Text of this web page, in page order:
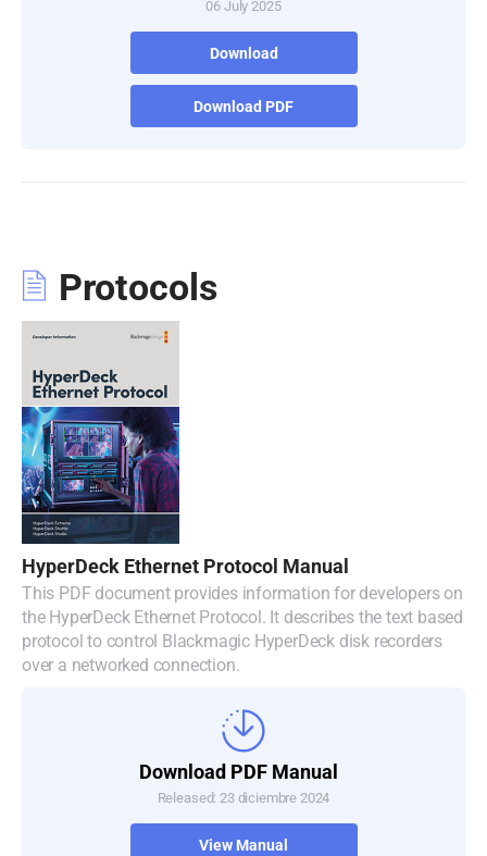
06 July 2025
Download
Download PDF
Protocols
HyperDeck Ethernet Protocol Manual
This PDF document provides information for developers on
the HyperDeck Ethernet Protocol. It describes the text based
protocol to control Blackmagic HyperDeck disk recorders
over a networked connection.
Download PDF Manual
Released: 23 diciembre 2024
View Manual